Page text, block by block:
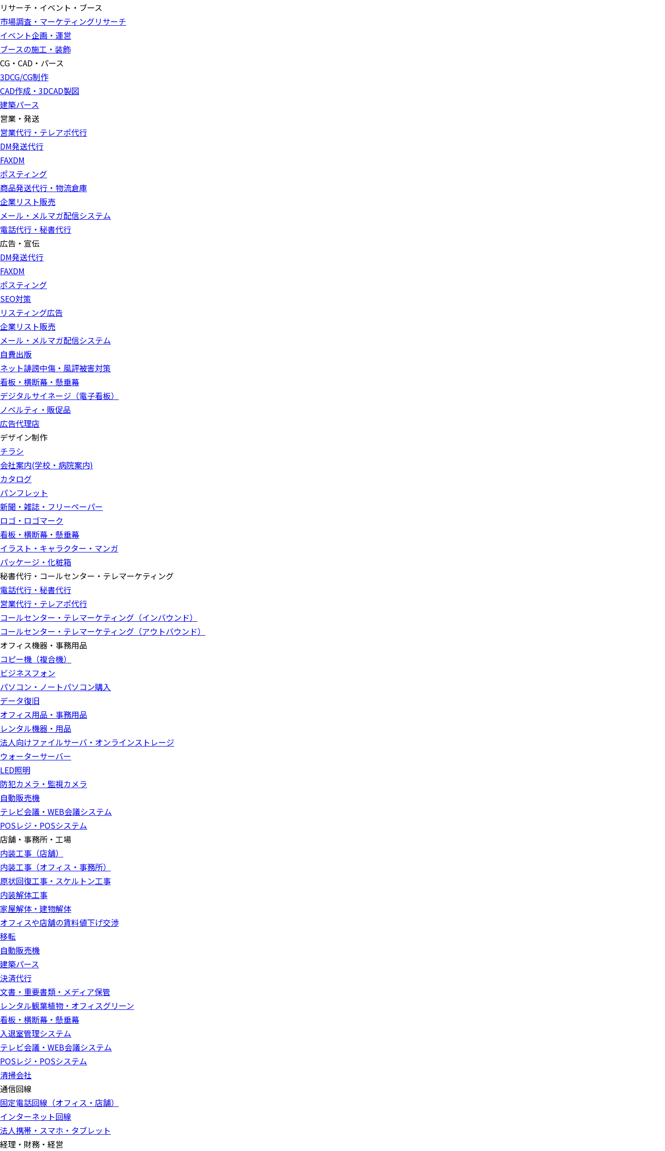
リサーチ・イベント・ブース
市場調査・マーケティングリサーチ
イベント企画・運営
ブースの施工・装飾
CG・CAD・パース
3DCG/CG制作
CAD作成・3DCAD製図
建築パース
営業・発送
営業代行・テレアポ代行
DM発送代行
FAXDM
ポスティング
商品発送代行・物流倉庫
企業リスト販売
メール・メルマガ配信システム
電話代行・秘書代行
広告・宣伝
DM発送代行
FAXDM
ポスティング
SEO対策
リスティング広告
企業リスト販売
メール・メルマガ配信システム
自費出版
ネット誹謗中傷・風評被害対策
看板・横断幕・懸垂幕
デジタルサイネージ（電子看板）
ノベルティ・販促品
広告代理店
デザイン制作
チラシ
会社案内(学校・病院案内)
カタログ
パンフレット
新聞・雑誌・フリーペーパー
ロゴ・ロゴマーク
看板・横断幕・懸垂幕
イラスト・キャラクター・マンガ
パッケージ・化粧箱
秘書代行・コールセンター・テレマーケティング
電話代行・秘書代行
営業代行・テレアポ代行
コールセンター・テレマーケティング（インバウンド）
コールセンター・テレマーケティング（アウトバウンド）
オフィス機器・事務用品
コピー機（複合機）
ビジネスフォン
パソコン・ノートパソコン購入
データ復旧
オフィス用品・事務用品
レンタル機器・用品
法人向けファイルサーバ・オンラインストレージ
ウォーターサーバー
LED照明
防犯カメラ・監視カメラ
自動販売機
テレビ会議・WEB会議システム
POSレジ・POSシステム
店舗・事務所・工場
内装工事（店舗）
内装工事（オフィス・事務所）
原状回復工事・スケルトン工事
内装解体工事
家屋解体・建物解体
オフィスや店舗の賃料値下げ交渉
移転
自動販売機
建築パース
決済代行
文書・重要書類・メディア保管
レンタル観葉植物・オフィスグリーン
看板・横断幕・懸垂幕
入退室管理システム
テレビ会議・WEB会議システム
POSレジ・POSシステム
清掃会社
通信回線
固定電話回線（オフィス・店舗）
インターネット回線
法人携帯・スマホ・タブレット
経理・財務・経営